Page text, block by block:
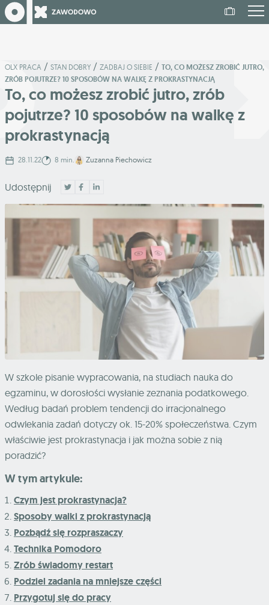
OLX PRACA / STAN DOBRY / ZADBAJ O SIEBIE / TO, CO MOŻESZ ZROBIĆ JUTRO,
ZRÓB POJUTRZE? 10 SPOSOBÓW NA WALKĘ Z PROKRASTYNACJĄ
To, co możesz zrobić jutro, zrób
pojutrze? 10 sposobów na walkę z
prokrastynacją
28.11.22 8 min. Zuzanna Piechowicz
Udostępnij
W szkole pisanie wypracowania, na studiach nauka do
egzaminu, w dorosłości wysłanie zeznania podatkowego.
Według badań problem tendencji do irracjonalnego
odwlekania zadań dotyczy ok. 15-20% społeczeństwa. Czym
właściwie jest prokrastynacja i jak można sobie z nią
poradzić?
W tym artykule:
Czym jest prokrastynacja?
Sposoby walki z prokrastynacją
Pozbądź się rozpraszaczy
Technika Pomodoro
Zrób świadomy restart
Podziel zadania na mniejsze części
Przygotuj się do pracy